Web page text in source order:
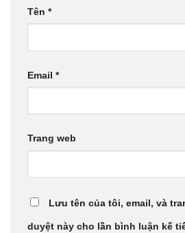
Tên *
Email *
Trang web
Lưu tên của tôi, email, và
duyệt này cho lần bình luận kế